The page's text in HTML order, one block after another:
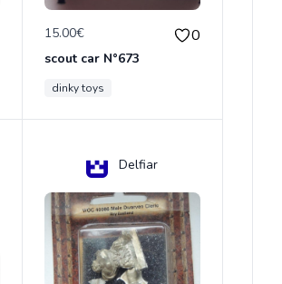
15.00€ 0
scout car N°673
dinky toys
Delfiar